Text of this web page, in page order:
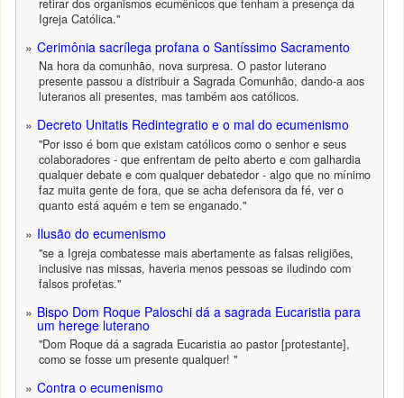
retirar dos organismos ecumênicos que tenham a presença da
Igreja Católica."
Cerimônia sacrílega profana o Santíssimo Sacramento
Na hora da comunhão, nova surpresa. O pastor luterano
presente passou a distribuir a Sagrada Comunhão, dando-a aos
luteranos ali presentes, mas também aos católicos.
Decreto Unitatis Redintegratio e o mal do ecumenismo
"Por isso é bom que existam católicos como o senhor e seus
colaboradores - que enfrentam de peito aberto e com galhardia
qualquer debate e com qualquer debatedor - algo que no mínimo
faz muita gente de fora, que se acha defensora da fé, ver o
quanto está aquém e tem se enganado."
Ilusão do ecumenismo
"se a Igreja combatesse mais abertamente as falsas religiões,
inclusive nas missas, haveria menos pessoas se iludindo com
falsos profetas."
Bispo Dom Roque Paloschi dá a sagrada Eucaristia para
um herege luterano
"Dom Roque dá a sagrada Eucaristia ao pastor [protestante],
como se fosse um presente qualquer! "
Contra o ecumenismo